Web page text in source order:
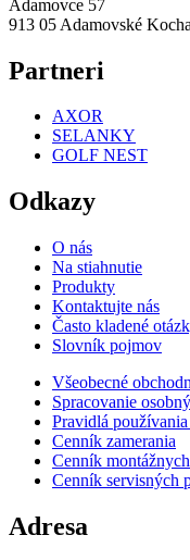
Adamovce 57
913 05 Adamovské
Partneri
AXOR
SELANKY
GOLF NEST
Odkazy
O nás
Na stiahnutie
Produkty
Kontaktujte nás
Často kladené
Slovník pojmov
Všeobecné
Spracovanie
Pravidlá
Cenník zamerania
Cenník
Cenník servisných
Adresa